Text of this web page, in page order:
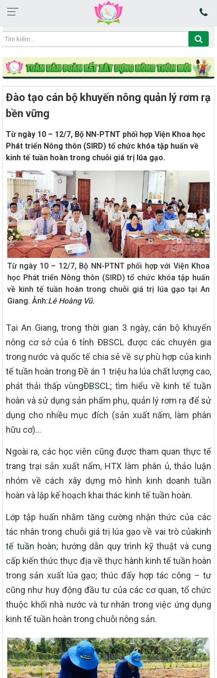
10:04:06 06/08/2026
Đào tạo cán bộ khuyến nông quản lý rơm rạ
bền vững
Từ ngày 10 – 12/7, Bộ NN-PTNT phối hợp Viện Khoa học
Phát triển Nông thôn (SIRD) tổ chức khóa tập huấn về
kinh tế tuần hoàn trong chuỗi giá trị lúa gạo.
Từ ngày 10 – 12/7, Bộ NN-PTNT phối hợp với Viện Khoa
học Phát triển Nông thôn (SIRD) tổ chức khóa tập huấn
về kinh tế tuần hoàn trong chuỗi giá trị lúa gạo tại An
Giang. Ảnh:Lê Hoàng Vũ.
Tại An Giang, trong thời gian 3 ngày, cán bộ khuyến
nông cơ sở của 6 tỉnh ĐBSCL được các chuyên gia
trong nước và quốc tế chia sẻ về sự phù hợp của kinh
tế tuần hoàn trong Đề án 1 triệu ha lúa chất lượng cao,
phát thải thấp vùngĐBSCL; tìm hiểu về kinh tế tuần
hoàn và sử dụng sản phẩm phụ, quản lý rơm rạ để sử
dụng cho nhiều mục đích (sản xuất nấm, làm phân
hữu cơ)…
Ngoài ra, các học viên cũng được tham quan thực tế
trang trại sản xuất nấm, HTX làm phân ủ, thảo luận
nhóm về cách xây dựng mô hình kinh doanh tuần
hoàn và lập kế hoạch khai thác kinh tế tuần hoàn.
Lớp tập huấn nhằm tăng cường nhận thức của các
tác nhân trong chuỗi giá trị lúa gạo về vai trò củakinh
tế tuần hoàn; hướng dẫn quy trình kỹ thuật và cung
cấp kiến thức thực địa về thực hành kinh tế tuần hoàn
trong sản xuất lúa gạo; thúc đẩy hợp tác công – tư
cũng như huy động đầu tư của các cơ quan, tổ chức
thuộc khối nhà nước và tư nhân trong việc ứng dụng
kinh tế tuần hoàn trong chuỗi nông sản.